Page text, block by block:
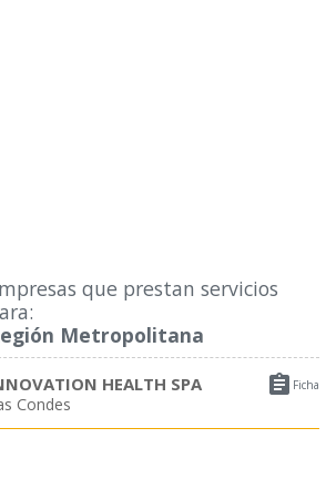
que prestan servicios
Metropolitana
 Ficha
HEALTH SPA
Condes